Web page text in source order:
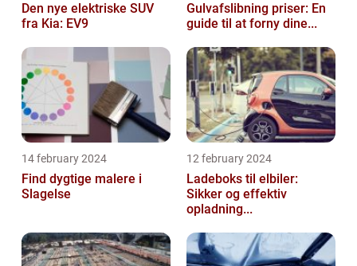
Den nye elektriske SUV
fra Kia: EV9
Gulvafslibning priser: En
guide til at forny dine...
14 february 2024
Find dygtige malere i
Slagelse
12 february 2024
Ladeboks til elbiler:
Sikker og effektiv
opladning...